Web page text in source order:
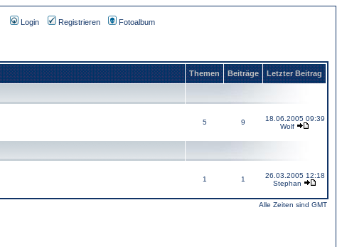
Login Registrieren Fotoalbum
Themen Beiträge Letzter Beitrag
5 9
18.06.2005 09:39
Wolf
1 1
26.03.2005 12:18
Stephan
Alle Zeiten sind GMT